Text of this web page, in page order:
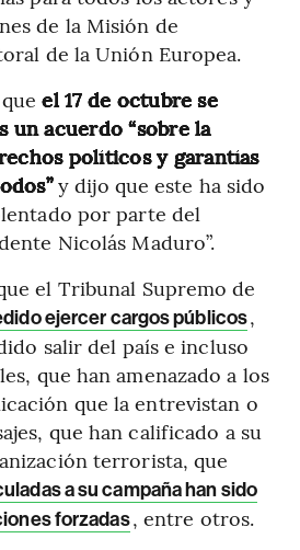
de la Misión de
de la Unión Europea.
queel 17 de octubre se
un acuerdo “sobre la
políticos y garantías
y dijo que este ha sido
por parte del
Nicolás Maduro”.
el Tribunal Supremo de
ejercer cargos públicos,
salir del país e incluso
que han amenazado a los
que la entrevistan o
que han calificado a su
terrorista, que
a su campaña han sido
forzadas, entre otros.